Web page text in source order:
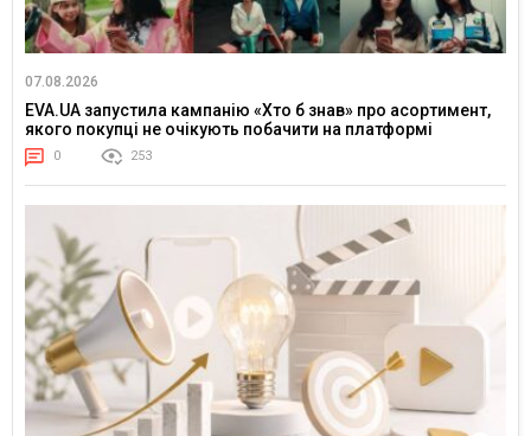
07.08.2026
EVA.UA запустила кампанію «Хто б знав» про асортимент,
якого покупці не очікують побачити на платформі
0 253